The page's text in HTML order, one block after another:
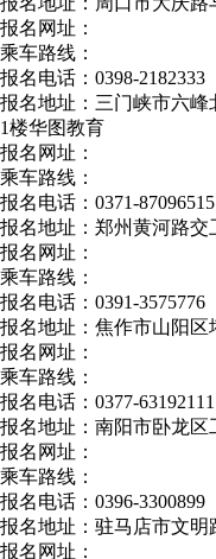
报名网址：
乘车路线：
报名电话：0398-2182333
报名地址：三门峡市六
1楼华图教育
报名网址：
乘车路线：
报名电话：0371-87096515
报名地址：郑州黄河路
报名网址：
乘车路线：
报名电话：0391-3575776
报名地址：焦作市山阳
报名网址：
乘车路线：
报名电话：0377-63192111
报名地址：南阳市卧龙区
报名网址：
乘车路线：
报名电话：0396-3300899
报名地址：驻马店市文
报名网址：